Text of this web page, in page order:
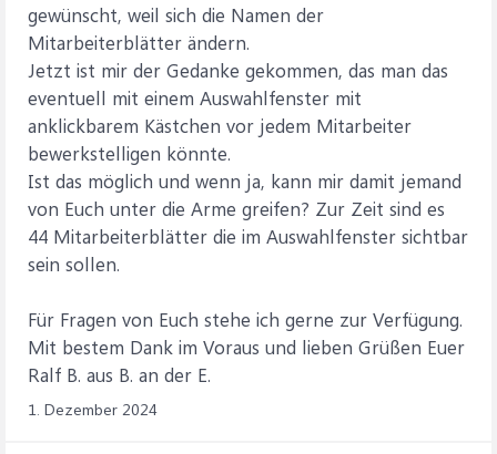
gewünscht, weil sich die Namen der
Mitarbeiterblätter ändern.
Jetzt ist mir der Gedanke gekommen, das man das
eventuell mit einem Auswahlfenster mit
anklickbarem Kästchen vor jedem Mitarbeiter
bewerkstelligen könnte.
Ist das möglich und wenn ja, kann mir damit jemand
von Euch unter die Arme greifen? Zur Zeit sind es
44 Mitarbeiterblätter die im Auswahlfenster sichtbar
sein sollen.
Für Fragen von Euch stehe ich gerne zur Verfügung.
Mit bestem Dank im Voraus und lieben Grüßen Euer
Ralf B. aus B. an der E.
1. Dezember 2024